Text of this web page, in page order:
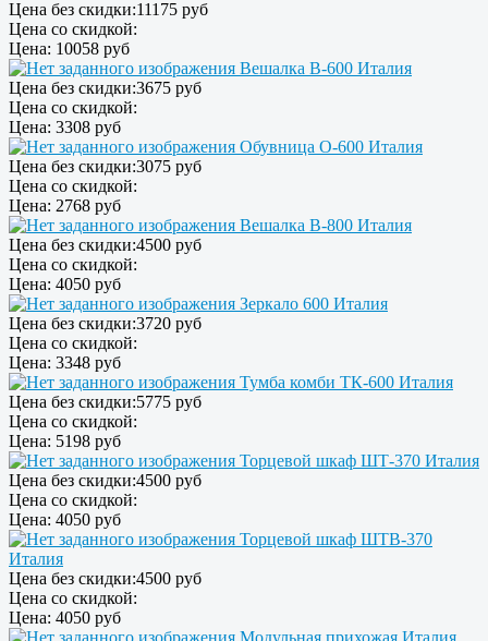
Цена без скидки:11175 руб
Цена со скидкой:
Цена: 10058 руб
Вешалка В-600 Италия
Цена без скидки:3675 руб
Цена со скидкой:
Цена: 3308 руб
Обувница О-600 Италия
Цена без скидки:3075 руб
Цена со скидкой:
Цена: 2768 руб
Вешалка В-800 Италия
Цена без скидки:4500 руб
Цена со скидкой:
Цена: 4050 руб
Зеркало 600 Италия
Цена без скидки:3720 руб
Цена со скидкой:
Цена: 3348 руб
Тумба комби ТК-600 Италия
Цена без скидки:5775 руб
Цена со скидкой:
Цена: 5198 руб
Торцевой шкаф ШТ-370 Италия
Цена без скидки:4500 руб
Цена со скидкой:
Цена: 4050 руб
Торцевой шкаф ШТВ-370
Италия
Цена без скидки:4500 руб
Цена со скидкой:
Цена: 4050 руб